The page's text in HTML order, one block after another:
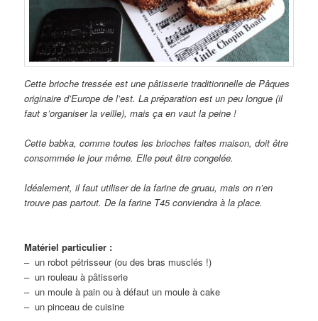
Cette brioche tressée est une pâtisserie traditionnelle de Pâques
originaire d’Europe de l’est. La préparation est un peu longue (il
faut s’organiser la veille), mais ça en vaut la peine !
Cette babka, comme toutes les brioches faites maison, doit être
consommée le jour même. Elle peut être congelée.
Idéalement, il faut utiliser de la farine de gruau, mais on n’en
trouve pas partout. De la farine T45 conviendra à la place.
Matériel particulier :
– un robot pétrisseur (ou des bras musclés !)
– un rouleau à pâtisserie
– un moule à pain ou à défaut un moule à cake
– un pinceau de cuisine